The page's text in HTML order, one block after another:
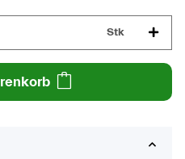
Stk